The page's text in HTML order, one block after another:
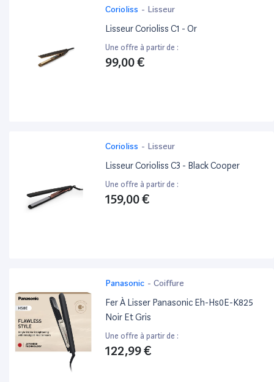
Corioliss - Lisseur
Lisseur Corioliss C1 - Or
Une offre à partir de :
99,00 €
Corioliss - Lisseur
Lisseur Corioliss C3 - Black Cooper
Une offre à partir de :
159,00 €
Panasonic - Coiffure
Fer À Lisser Panasonic Eh-Hs0E-K825
Noir Et Gris
Une offre à partir de :
122,99 €